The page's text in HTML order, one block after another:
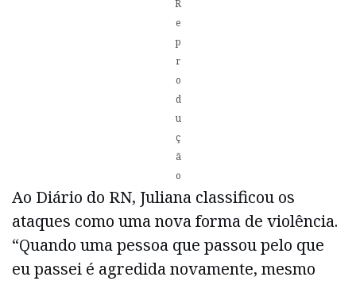
R
e
p
r
o
d
u
ç
ã
o
Ao Diário do RN, Juliana classificou os
ataques como uma nova forma de violência.
“Quando uma pessoa que passou pelo que
eu passei é agredida novamente, mesmo